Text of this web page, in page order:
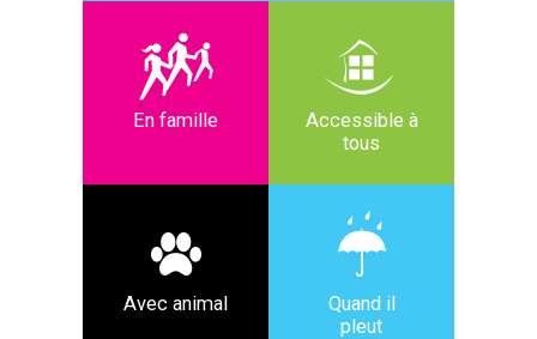
En famille
Accessible à
tous
Avec animal
Quand il
pleut